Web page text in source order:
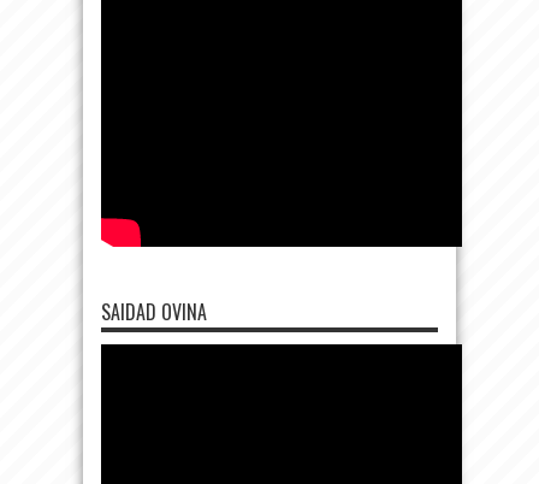
SAIDAD OVINA